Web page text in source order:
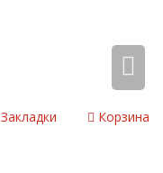
Закладки Корзина